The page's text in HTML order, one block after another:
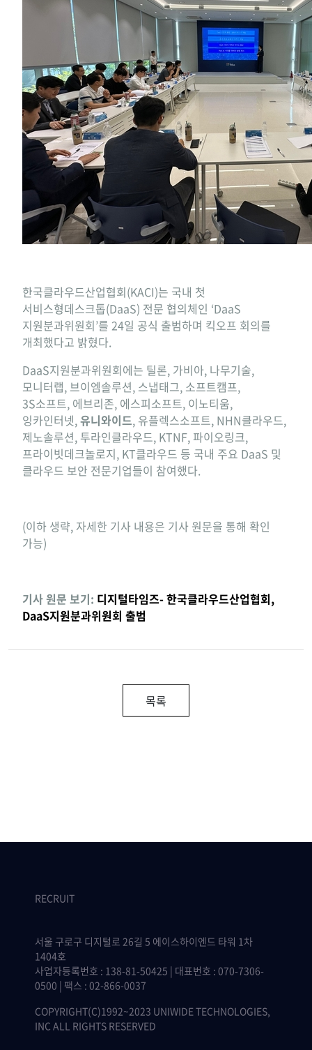
한국클라우드산업협회(KACI)는 국내 첫
서비스형데스크톱(DaaS) 전문 협의체인 ‘DaaS
지원분과위원회’를 24일 공식 출범하며 킥오프 회의를
개최했다고 밝혔다.
DaaS지원분과위원회에는 틸론, 가비아, 나무기술,
모니터랩, 브이엠솔루션, 스냅태그, 소프트캠프,
3S소프트, 에브리존, 에스피소프트, 이노티움,
잉카인터넷, 유니와이드, 유플렉스소프트, NHN클라우드,
제노솔루션, 투라인클라우드, KTNF, 파이오링크,
프라이빗데크놀로지, KT클라우드 등 국내 주요 DaaS 및
클라우드 보안 전문기업들이 참여했다.
(이하 생략, 자세한 기사 내용은 기사 원문을 통해 확인
가능)
기사 원문 보기: 디지털타임즈- 한국클라우드산업협회,
DaaS지원분과위원회 출범
목록
RECRUIT
서울 구로구 디지털로 26길 5 에이스하이엔드 타워 1차
1404호
사업자등록번호 : 138-81-50425 | 대표번호 : 070-7306-
0500 | 팩스 : 02-866-0037
COPYRIGHT(C)1992~2023 UNIWIDE TECHNOLOGIES,
INC ALL RIGHTS RESERVED